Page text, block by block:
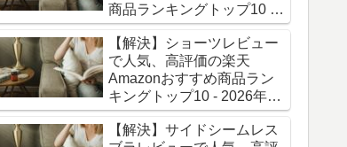
商品ランキングトップ10 -
2026年06月最新版
【解決】ショーツレビュー
で人気、高評価の楽天
Amazonおすすめ商品ラン
キングトップ10 - 2026年06
月最新版
【解決】サイドシームレス